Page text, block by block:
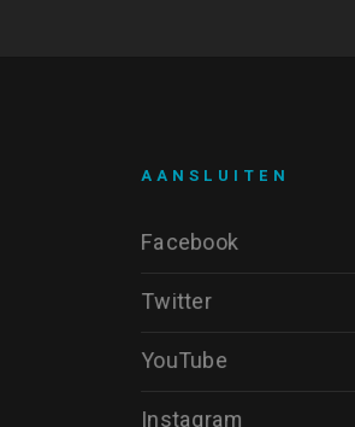
AANSLUITEN
Facebook
Twitter
YouTube
Instagram